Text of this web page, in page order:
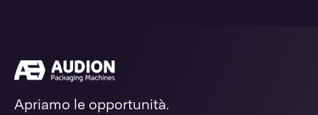
Apriamo le opportunità.